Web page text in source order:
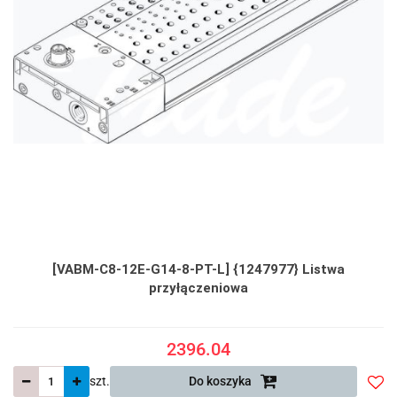
[VABM-C8-12E-G14-8-PT-L] {1247977} Listwa
przyłączeniowa
2396.04
szt. Do koszyka